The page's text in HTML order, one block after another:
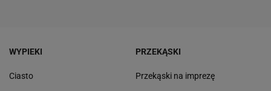
WYPIEKI
Ciasto
PRZEKĄSKI
Przekąski na imprezę